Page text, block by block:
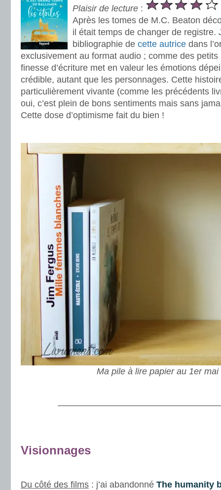
Plaisir de lecture :
Après les tomes de M.C. Beaton
il était temps de changer de registre.
bibliographie de cette autrice dans
exclusivement au format audio ; comme des
finesse d’écriture met en valeur les émotions
crédible, autant que les personnages. Cette
particulièrement vivante (comme les précédents
oui, c’est plein de bons sentiments mais sans
Cette dose d’optimisme fait du bien !
Ma pile à lire papier au 1er mai
Visionnages
Du côté des films : j’ai abandonné The humanity